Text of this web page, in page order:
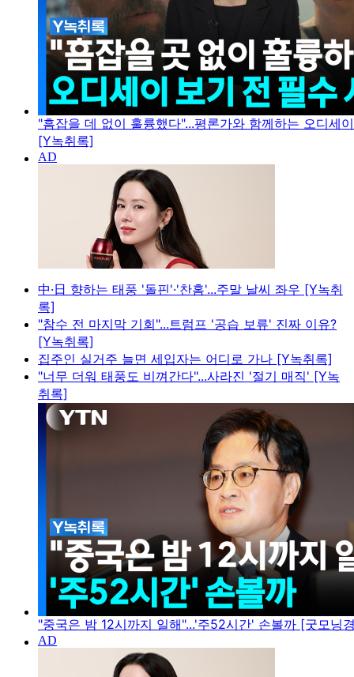
"흠잡을 데 없이 훌륭했다"...평론가와 함께하는 오디세
[Y녹취록]
中·日 향하는 태풍 '돌핀'·'찬홈'...주말 날씨 좌우 [Y녹취
록]
"참수 전 마지막 기회"...트럼프 '공습 보류' 진짜 이유?
[Y녹취록]
집주인 실거주 늘면 세입자는 어디로 가나 [Y녹취록]
"너무 더워 태풍도 비껴간다"...사라진 '절기 매직' [Y녹
취록]
"중국은 밤 12시까지 일해"...'주52시간' 손볼까 [굿모닝